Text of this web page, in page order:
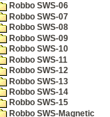
Robbo SWS-06
Robbo SWS-07
Robbo SWS-08
Robbo SWS-09
Robbo SWS-10
Robbo SWS-11
Robbo SWS-12
Robbo SWS-13
Robbo SWS-14
Robbo SWS-15
Robbo SWS-Magnetic